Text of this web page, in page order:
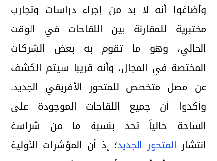
وأضافوا أنه لا بد من إجراء دراسات وتجارب
مختبرية للمقارنة بين اللقاحات في الوقت
الحالي، وهو ما تقوم به بعض الشركات
المختصة في المجال، وأنه قريبا سيتم الكشف
عن مصل متخصص للمتحور الأفريقي الجديد.
وأكدوا أن جميع اللقاحات الموجودة على
الساحة حالياَ تحد بنسبة ما من شراسة
انتشار المتحور الجديد؛ إذ أن المؤشرات الأولية